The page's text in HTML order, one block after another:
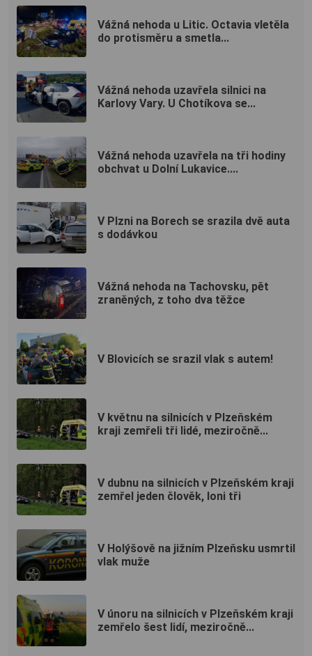
Vážná nehoda u Litic. Octavia vletěla
do protisměru a smetla...
Vážná nehoda uzavřela silnici na
Karlovy Vary. U Chotíkova se...
Vážná nehoda uzavřela na tři hodiny
obchvat u Dolní Lukavice....
V Plzni na Borech se srazila dvě auta
s dodávkou
Vážná nehoda na Tachovsku, pět
zraněných, z toho dva těžce
V Blovicích se srazil vlak s autem!
V květnu na silnicích v Plzeňském
kraji zemřeli tři lidé, meziročně...
V dubnu na silnicích v Plzeňském kraji
zemřel jeden člověk, loni tři
V Holýšově na jižním Plzeňsku usmrtil
vlak muže
V únoru na silnicích v Plzeňském kraji
zemřelo šest lidí, meziročně...